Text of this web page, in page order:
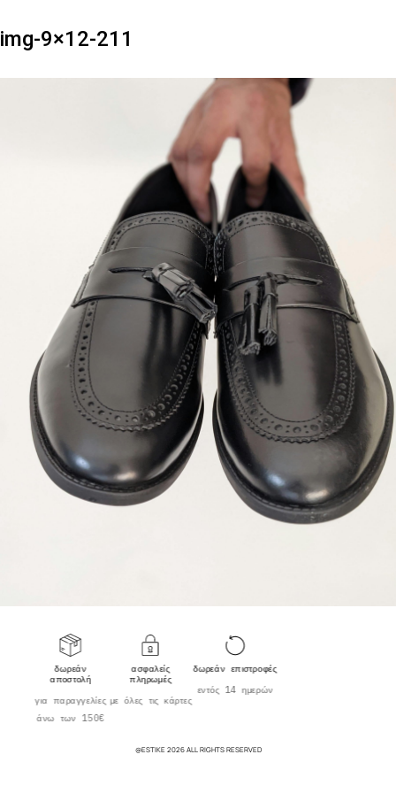
img-9×12-211
δωρεάν
αποστολή
για παραγγελίες
άνω των 150€
ασφαλείς
πληρωμές
με όλες τις κάρτες
δωρεάν επιστροφές
εντός 14 ημερών
@ESTIKE 2026 ALL RIGHTS RESERVED